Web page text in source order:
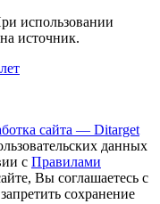
использовании
источник.
сайта — Ditarget
данных
с Правилами
Вы соглашаетесь с
сохранение